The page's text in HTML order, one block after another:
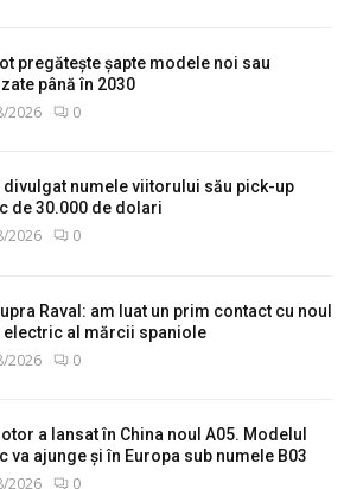
pregătește șapte modele noi sau
până în 2030
2026 0
divulgat numele viitorului său pick-up
de 30.000 de dolari
2026 0
Raval: am luat un prim contact cu noul
electric al mărcii spaniole
2026 0
a lansat în China noul A05. Modelul
va ajunge și în Europa sub numele B03
2026 0